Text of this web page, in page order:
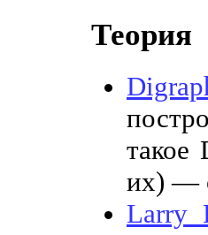
Теория
такое
их) —
Larry